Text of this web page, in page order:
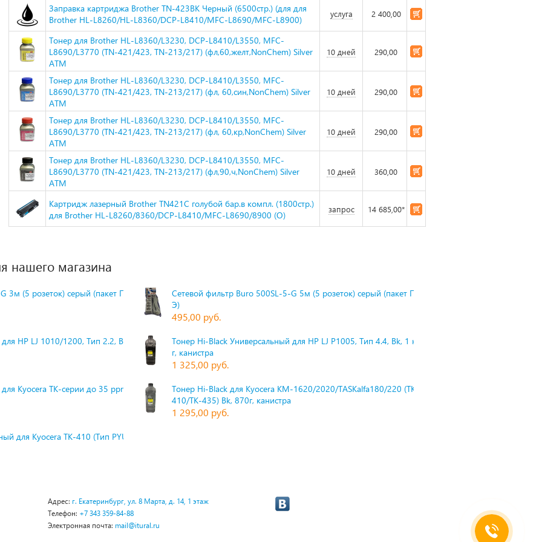
Заправка картриджа Brother TN-423BK Черный (6500стр.) (для для
Brother HL-L8260/HL-L8360/DCP-L8410/MFC-L8690/MFC-L8900)
услуга 2 400,00
Тонер для Brother HL-L8360/L3230, DCP-L8410/L3550, MFC-
L8690/L3770 (TN-421/423, TN-213/217) (фл,60,желт,NonChem) Silver
ATM
10 дней 290,00
Тонер для Brother HL-L8360/L3230, DCP-L8410/L3550, MFC-
L8690/L3770 (TN-421/423, TN-213/217) (фл, 60,син,NonChem) Silver
ATM
10 дней 290,00
Тонер для Brother HL-L8360/L3230, DCP-L8410/L3550, MFC-
L8690/L3770 (TN-421/423, TN-213/217) (фл, 60,кр,NonChem) Silver
ATM
10 дней 290,00
Тонер для Brother HL-L8360/L3230, DCP-L8410/L3550, MFC-
L8690/L3770 (TN-421/423, TN-213/217) (фл,90,ч,NonChem) Silver
ATM
10 дней 360,00
Картридж лазерный Brother TN421C голубой бар.в компл. (1800стр.)
для Brother HL-L8260/8360/DCP-L8410/MFC-L8690/8900 (O)
запрос 14 685,00*
нашего магазина
3м (5 розеток) серый (пакет П
Сетевой фильтр Buro 500SL-5-G 5м (5 розеток) серый (пакет П
Э)
495,00 руб.
HP LJ 1010/1200, Тип 2.2, Bk,
Тонер Hi-Black Универсальный для HP LJ P1005, Тип 4.4, Bk, 1 к
г, канистра
1 325,00 руб.
Kyocera TK-серии до 35 ppm,
Тонер Hi-Black для Kyocera KM-1620/2020/TASKalfa180/220 (TK-
410/TK-435) Bk, 870г, канистра
1 295,00 руб.
для Kyocera TK-410 (Тип PYU
Адрес: г. Екатеринбург, ул. 8 Марта, д. 14, 1 этаж
Телефон: +7 343 359-84-88
Электронная почта: mail@itural.ru